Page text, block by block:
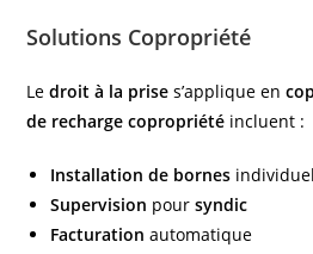
Solutions Copropriété
Ledroit à la prise s’applique en
de recharge copropriété incluent :
Installation de bornes
Supervision poursyndic
Facturation automatique